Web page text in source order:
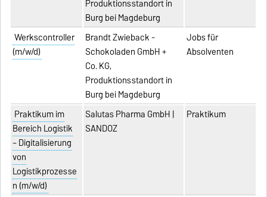
Produktionsstandort in
Burg bei Magdeburg
Werkscontroller
(m/w/d)
Brandt Zwieback -
Schokoladen GmbH +
Co. KG,
Produktionsstandort in
Burg bei Magdeburg
Jobs für
Absolventen
Praktikum im
Bereich Logistik
– Digitalisierung
von
Logistikprozesse
n (m/w/d)
Salutas Pharma GmbH |
SANDOZ
Praktikum